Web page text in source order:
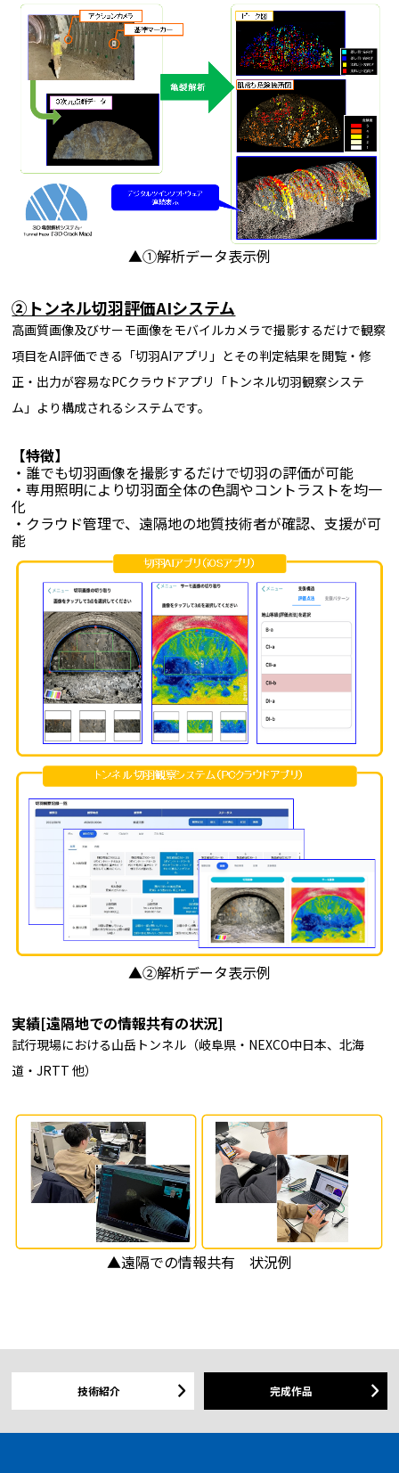
▲①解析データ表示例
②トンネル切羽評価AIシステム
高画質画像及びサーモ画像をモバイルカメラで撮影するだけで観察
項目をAI評価できる「切羽AIアプリ」とその判定結果を閲覧・修
正・出力が容易なPCクラウドアプリ「トンネル切羽観察システ
ム」より構成されるシステムです。
【特徴】
・誰でも切羽画像を撮影するだけで切羽の評価が可能
・専用照明により切羽面全体の色調やコントラストを均一
化
・クラウド管理で、遠隔地の地質技術者が確認、支援が可
能
▲②解析データ表示例
実績[遠隔地での情報共有の状況]
試行現場における山岳トンネル（岐阜県・NEXCO中日本、北海
道・JRTT 他）
▲遠隔での情報共有 状況例
技術紹介 完成作品